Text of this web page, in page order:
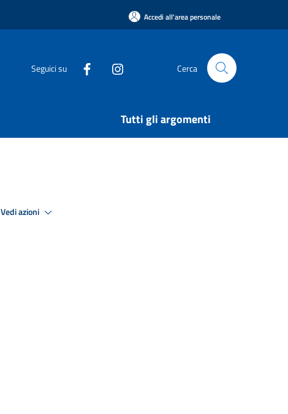
Accedi all'area personale
Seguici su Cerca
Tutti gli argomenti
Vedi azioni